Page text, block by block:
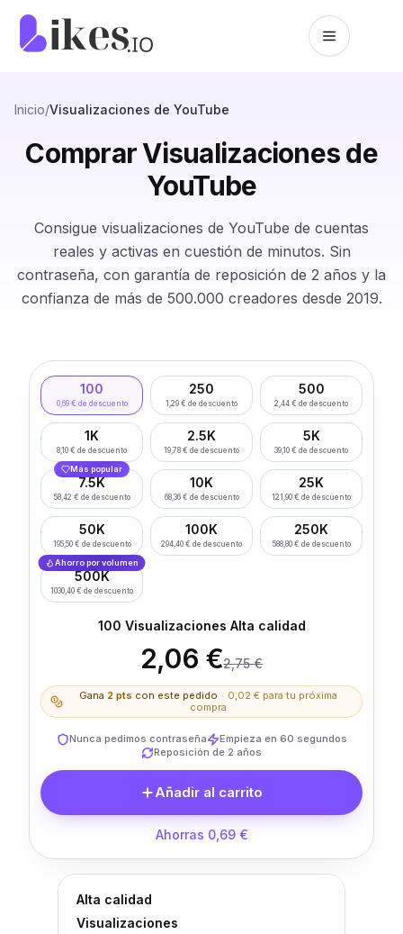
Saltar al contenido
Inicio/Visualizaciones de YouTube
Comprar Visualizaciones de
YouTube
Consigue visualizaciones de YouTube de cuentas
reales y activas en cuestión de minutos. Sin
contraseña, con garantía de reposición de 2 años y la
confianza de más de 500.000 creadores desde 2019.
100
0,69 € de descuento
250
1,29 € de descuento
500
2,44 € de descuento
1K
8,10 € de descuento
2.5K
19,78 € de descuento
5K
39,10 € de descuento
Más popular
7.5K
58,42 € de descuento
10K
68,36 € de descuento
25K
121,90 € de descuento
50K
195,50 € de descuento
100K
294,40 € de descuento
250K
588,80 € de descuento
Ahorro por volumen
500K
1030,40 € de descuento
100 Visualizaciones Alta calidad
2,06 €2,75 €
Gana 2pts con este pedido · 0,02 €para tu próxima
compra
Nunca pedimos contraseña
Empieza en 60 segundos
Reposición de 2 años
Añadir al carrito
Ahorras 0,69 €
Alta calidad
Visualizaciones